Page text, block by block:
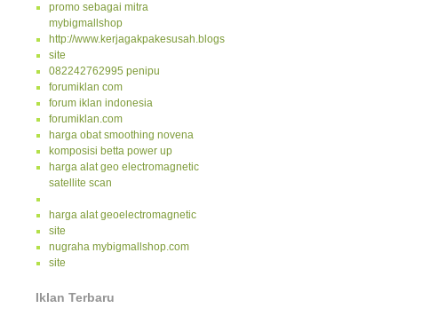
promo sebagai mitra
mybigmallshop
http://www.kerjagakpakesusah.blogspot.com/
site
082242762995 penipu
forumiklan com
forum iklan indonesia
forumiklan.com
harga obat smoothing novena
komposisi betta power up
harga alat geo electromagnetic
satellite scan
harga alat geoelectromagnetic
site
nugraha mybigmallshop.com
site
Iklan Terbaru